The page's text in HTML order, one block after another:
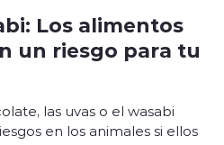
Los alimentos
un riesgo para tu
las uvas o el wasabi
en los animales si ellos